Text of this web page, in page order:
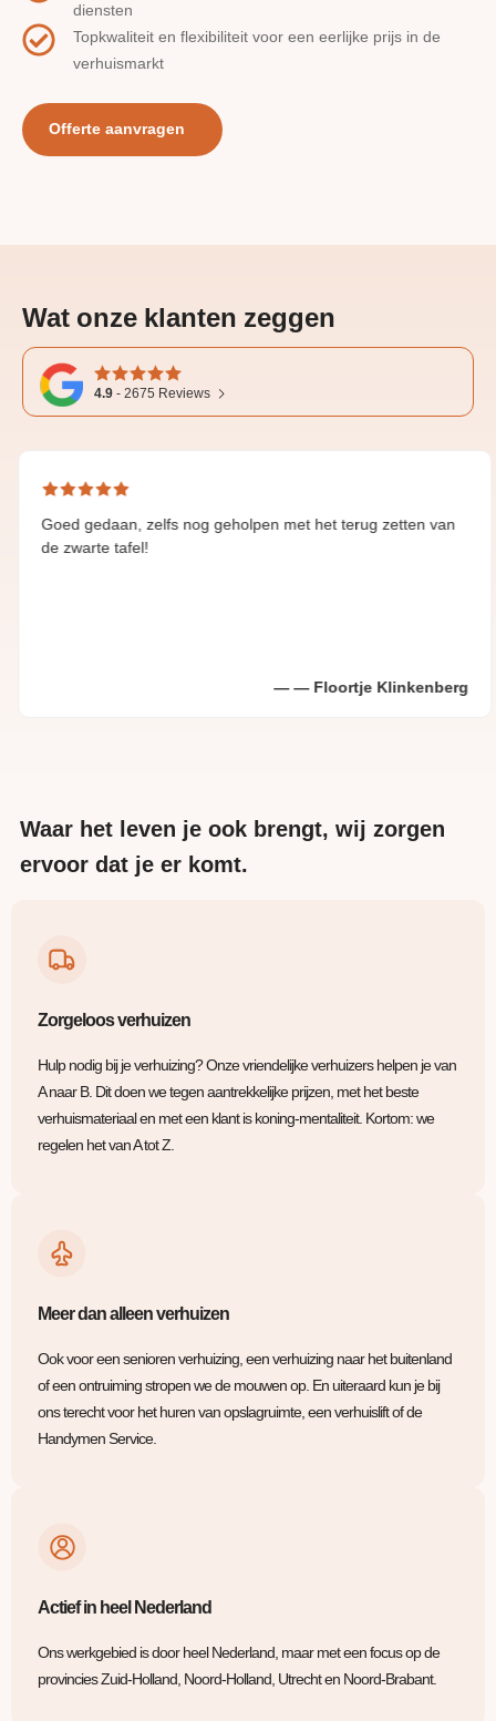
diensten
Topkwaliteit en flexibiliteit voor een eerlijke prijs in de
verhuismarkt
Offerte aanvragen
Wat onze klanten zeggen
4.9 - 2675 Reviews
zelfs nog geholpen met het terug zetten van
tafel!
Floortje Klinkenberg
Great
Waar het leven je ook brengt, wij zorgen
ervoor dat je er komt.
Zorgeloos verhuizen
Hulp nodig bij je verhuizing? Onze vriendelijke verhuizers helpen je van
A naar B. Dit doen we tegen aantrekkelijke prijzen, met het beste
verhuismateriaal en met een klant is koning-mentaliteit. Kortom: we
regelen het van A tot Z.
Meer dan alleen verhuizen
Ook voor een senioren verhuizing, een verhuizing naar het buitenland
of een ontruiming stropen we de mouwen op. En uiteraard kun je bij
ons terecht voor het huren van opslagruimte, een verhuislift of de
Handymen Service.
Actief in heel Nederland
Ons werkgebied is door heel Nederland, maar met een focus op de
provincies Zuid-Holland, Noord-Holland, Utrecht en Noord-Brabant.